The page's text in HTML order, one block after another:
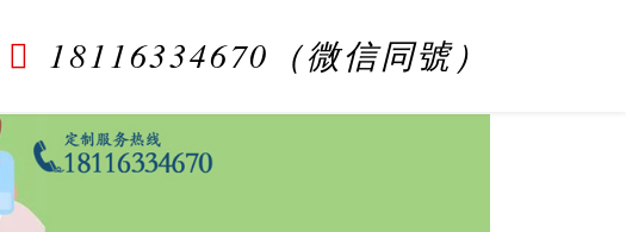
18116334670（微信同號）